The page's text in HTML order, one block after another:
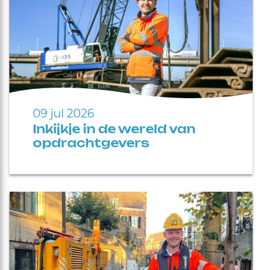
09 jul 2026
Inkijkje in de wereld van
opdrachtgevers